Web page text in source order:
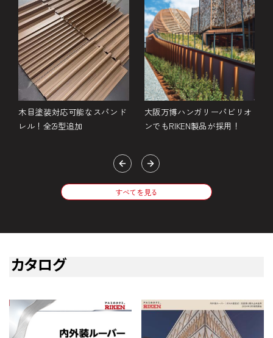
木目塗装対応可能なスパンド
レル！全29型追加
大阪万博ハンガリーパビリオ
ンでもRIKEN製品が採用！
すべてを見る
カタログ